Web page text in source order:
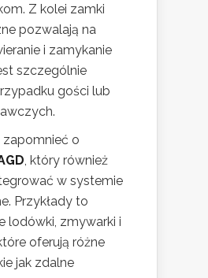
Z kolei zamki
pozwalają na
i zamykanie
szczególnie
gości lub
zapomnieć o
, który również
w systemie
Przykłady to
lodówki, zmywarki i
oferują różne
jak zdalne